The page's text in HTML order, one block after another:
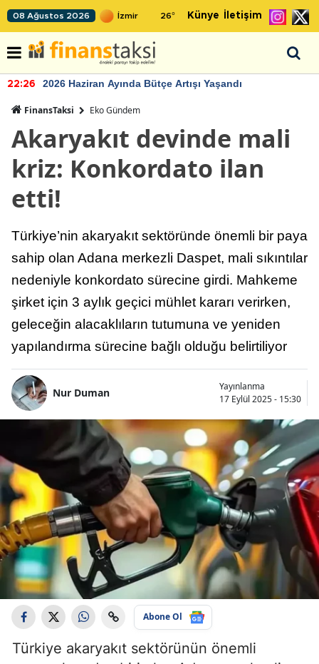
08 Ağustos 2026 26° Künye İletişim
22:26 2026 Haziran Ayında Bütçe Artışı Yaşandı
FinansTaksi Eko Gündem
Akaryakıt devinde mali
kriz: Konkordato ilan
etti!
Türkiye’nin akaryakıt sektöründe önemli bir paya
sahip olan Adana merkezli Daspet, mali sıkıntılar
nedeniyle konkordato sürecine girdi. Mahkeme
şirket için 3 aylık geçici mühlet kararı verirken,
geleceğin alacaklıların tutumuna ve yeniden
yapılandırma sürecine bağlı olduğu belirtiliyor
Nur Duman
Yayınlanma
17 Eylül 2025 - 15:30
Abone Ol
Türkiye akaryakıt sektörünün önemli